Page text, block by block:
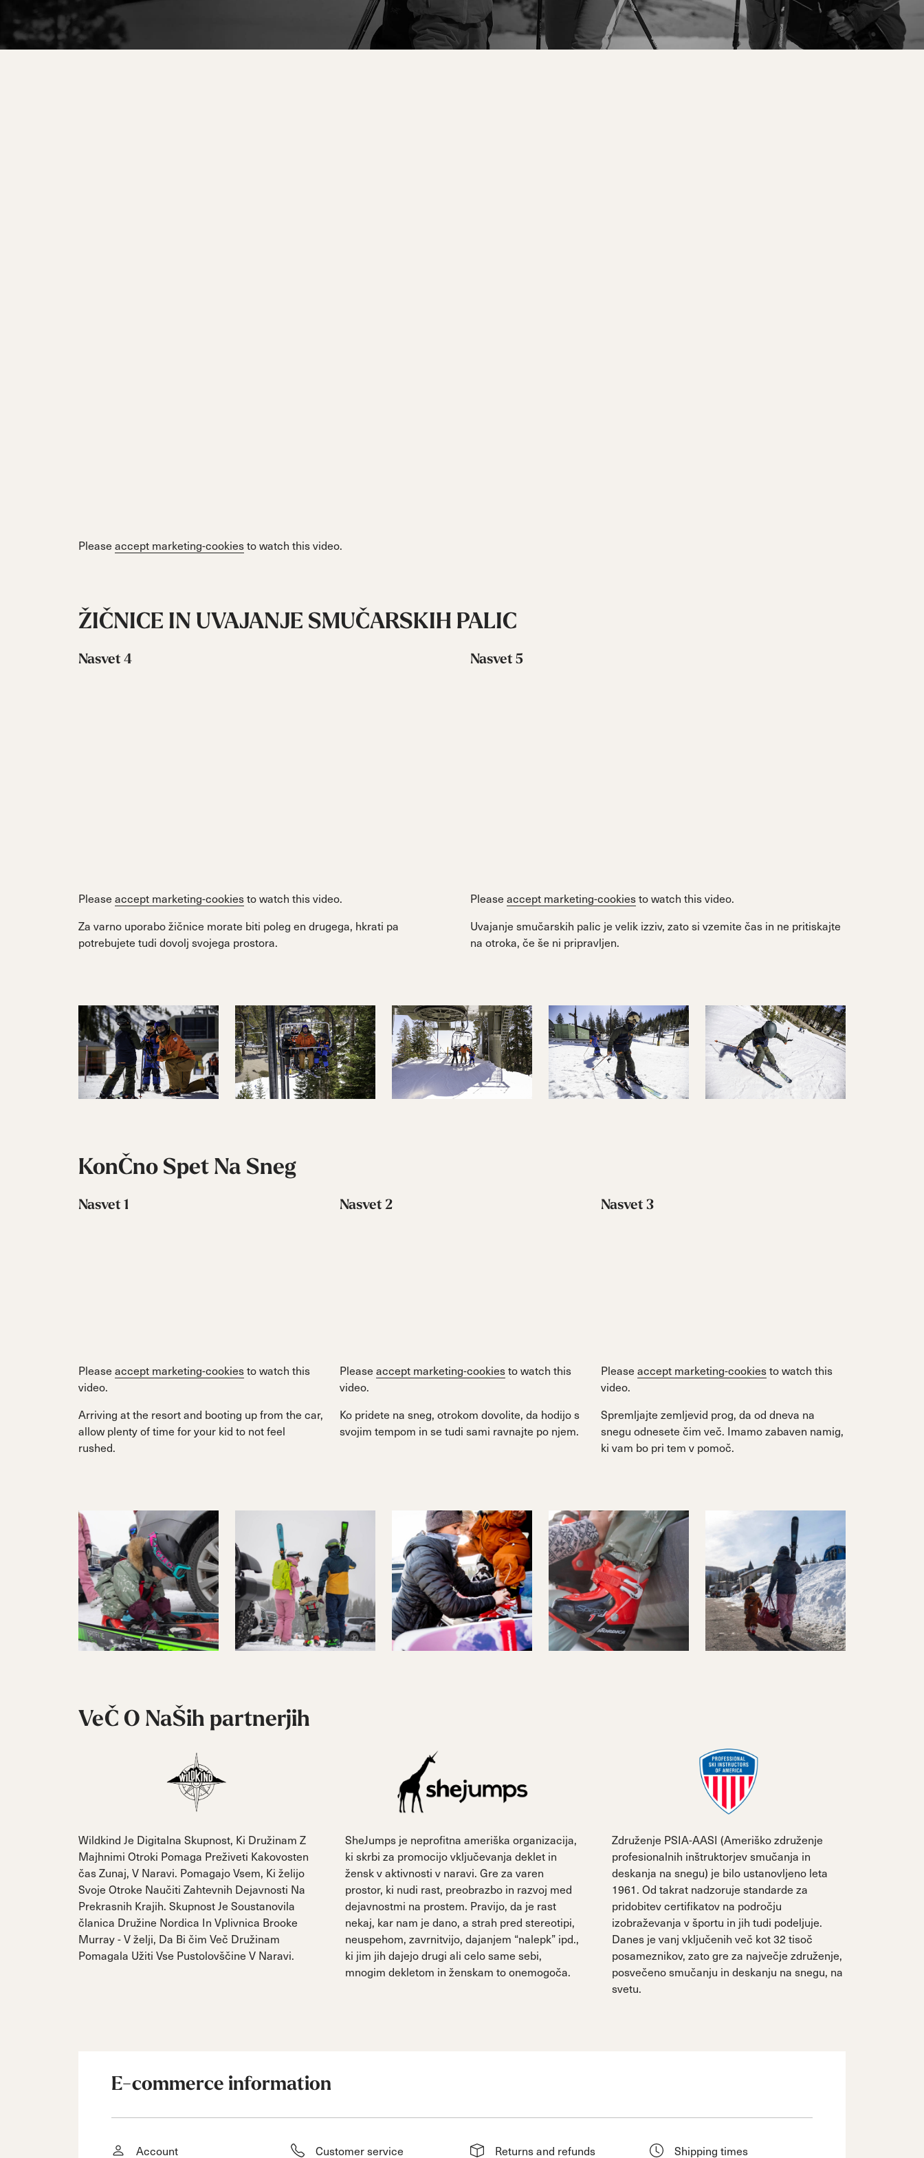
Sportmachine
102MM ŠIRINE
Unlimited
99MM ŠIRINE
Sportmachine
102MM ŠIRINE
Unlimited
99MM ŠIRINE
Please accept marketing-cookiesto watch this video.
ŽIČNICE IN UVAJANJE SMUČARSKIH PALIC
Nasvet 4
Please accept marketing-cookiesto watch this video.
Za varno uporabo žičnice morate biti poleg en drugega, hkrati pa
potrebujete tudi dovolj svojega prostora.
Nasvet 5
Please accept marketing-cookiesto watch this video.
Uvajanje smučarskih palic je velik izziv, zato si vzemite čas in ne pritiskajte
na otroka, če še ni pripravljen.
KonČno Spet Na Sneg
Nasvet 1
Please accept marketing-cookiesto watch this
video.
Arriving at the resort and booting up from the car,
allow plenty of time for your kid to not feel
rushed.
Nasvet 2
Please accept marketing-cookiesto watch this
video.
Ko pridete na sneg, otrokom dovolite, da hodijo s
svojim tempom in se tudi sami ravnajte po njem.
Nasvet 3
Please accept marketing-cookiesto watch this
video.
Spremljajte zemljevid prog, da od dneva na
snegu odnesete čim več. Imamo zabaven namig,
ki vam bo pri tem v pomoč.
VeČ O NaŠih partnerjih
Wildkind Je Digitalna Skupnost, Ki Družinam Z
Majhnimi Otroki Pomaga Preživeti Kakovosten
čas Zunaj, V Naravi. Pomagajo Vsem, Ki želijo
Svoje Otroke Naučiti Zahtevnih Dejavnosti Na
Prekrasnih Krajih. Skupnost Je Soustanovila
članica Družine Nordica In Vplivnica Brooke
Murray - V želji, Da Bi čim Več Družinam
Pomagala Užiti Vse Pustolovščine V Naravi.
SheJumps je neprofitna ameriška organizacija,
ki skrbi za promocijo vključevanja deklet in
žensk v aktivnosti v naravi. Gre za varen
prostor, ki nudi rast, preobrazbo in razvoj med
dejavnostmi na prostem. Pravijo, da je rast
nekaj, kar nam je dano, a strah pred stereotipi,
neuspehom, zavrnitvijo, dajanjem “nalepk” ipd.,
ki jim jih dajejo drugi ali celo same sebi,
mnogim dekletom in ženskam to onemogoča.
Združenje PSIA-AASI (Ameriško združenje
profesionalnih inštruktorjev smučanja in
deskanja na snegu) je bilo ustanovljeno leta
1961. Od takrat nadzoruje standarde za
pridobitev certifikatov na področju
izobraževanja v športu in jih tudi podeljuje.
Danes je vanj vključenih več kot 32 tisoč
posameznikov, zato gre za največje združenje,
posvečeno smučanju in deskanju na snegu, na
svetu.
E-commerce information
Account Customer service Returns and refunds Shipping times